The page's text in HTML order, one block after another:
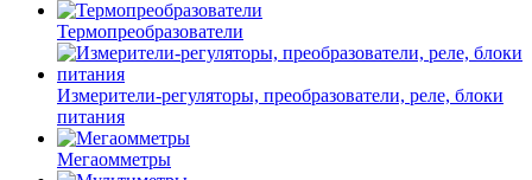
Термопреобразователи
Измерители-регуляторы, преобразователи, реле, блоки
питания
Мегаомметры